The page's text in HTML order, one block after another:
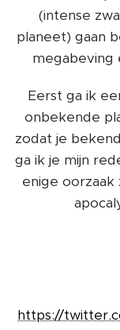
(intense
planeet) gaan
megabeving
Eerst ga ik
onbekende
zodat je
ga ik je mijn
enige oorzaak
https://